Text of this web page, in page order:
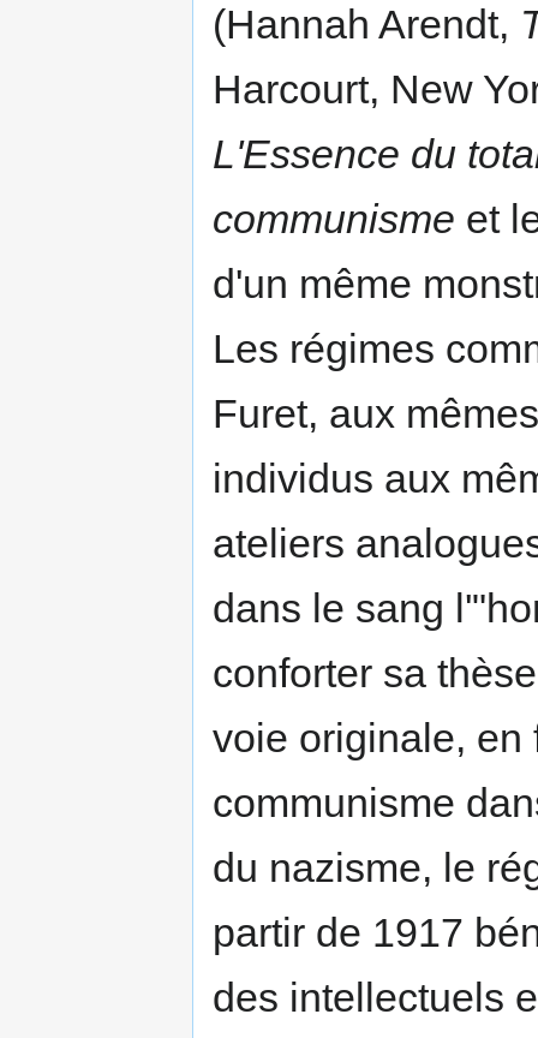
(Hannah Arendt,
Harcourt, New
L'Essence du
communisme et
d'un même
Les régimes
Furet, aux
individus aux
ateliers
dans le sang
conforter sa
voie originale, en
communisme
du nazisme, le
partir de 1917
des intellectuels